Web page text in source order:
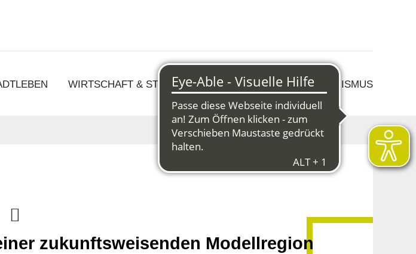
WIRTSCHAFT & STRUKTURWANDEL KULTUR & TOURISMUS
zukunftsweisenden Modellregion